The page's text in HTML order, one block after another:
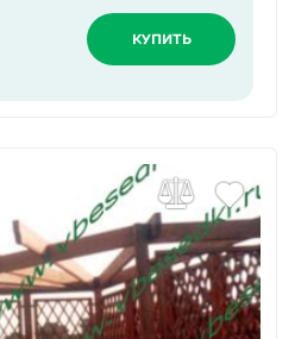
КУПИТЬ